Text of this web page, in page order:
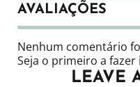
AVALIAÇÕES
Nenhum comentário
Seja o primeiro a fazer
LEAVE